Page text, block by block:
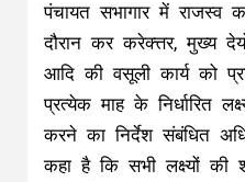
पंचायत सभागार में राजस्व
दौरान कर करेक्त्तर, मुख्य
आदि की वसूली कार्य को
प्रत्येक माह के निर्धारित
करने का निर्देश संबंधित
कहा है कि सभी लक्ष्यों की